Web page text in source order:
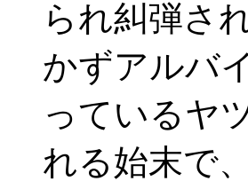
られ糾弾さ
かずアルバ
っているヤ
れる始末で